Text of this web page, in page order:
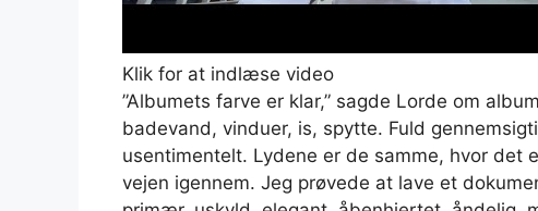
Klik for at indlæse video
”Albumets farve er klar,” sagde Lorde om
badevand, vinduer, is, spytte. Fuld
usentimentelt. Lydene er de samme, hvor det
vejen igennem. Jeg prøvede at lave et